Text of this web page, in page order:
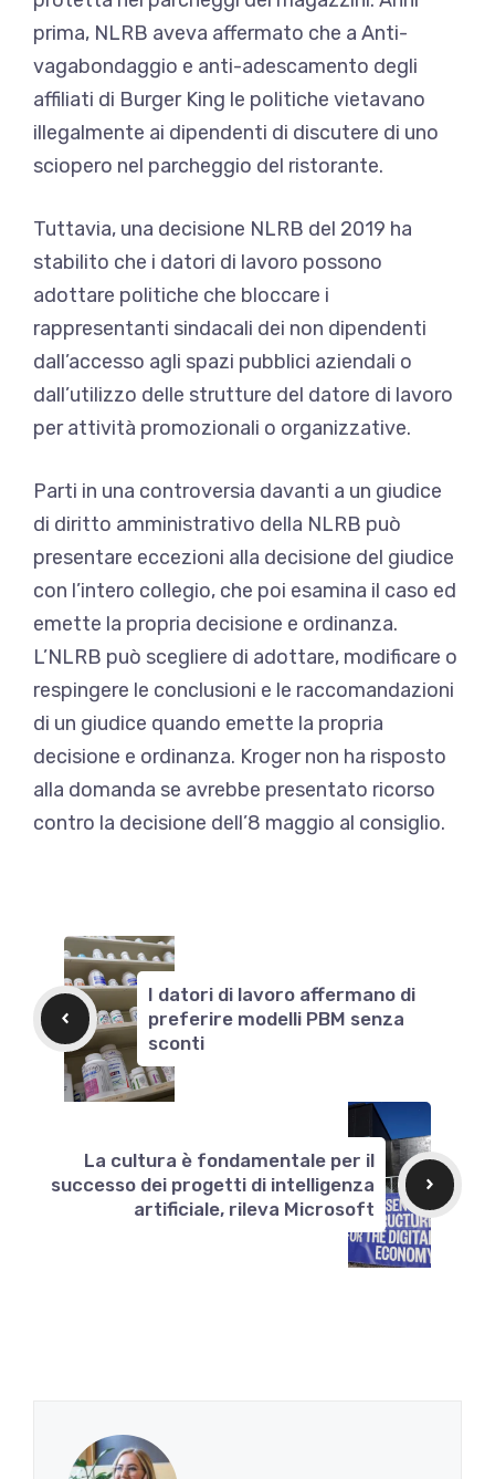
prima, NLRB aveva affermato che a Anti-
vagabondaggio e anti-adescamento degli
affiliati di Burger King le politiche vietavano
illegalmente ai dipendenti di discutere di uno
sciopero nel parcheggio del ristorante.
Tuttavia, una decisione NLRB del 2019 ha
stabilito che i datori di lavoro possono
adottare politiche che bloccare i
rappresentanti sindacali dei non dipendenti
dall’accesso agli spazi pubblici aziendali o
dall’utilizzo delle strutture del datore di lavoro
per attività promozionali o organizzative.
Parti in una controversia davanti a un giudice
di diritto amministrativo della NLRB può
presentare eccezioni alla decisione del giudice
con l’intero collegio, che poi esamina il caso ed
emette la propria decisione e ordinanza.
L’NLRB può scegliere di adottare, modificare o
respingere le conclusioni e le raccomandazioni
di un giudice quando emette la propria
decisione e ordinanza. Kroger non ha risposto
alla domanda se avrebbe presentato ricorso
contro la decisione dell’8 maggio al consiglio.
I datori di lavoro affermano di
preferire modelli PBM senza
sconti
La cultura è fondamentale per il
successo dei progetti di intelligenza
artificiale, rileva Microsoft